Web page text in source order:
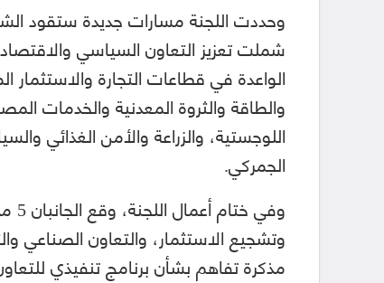
وحددت اللجنة مسارات جديدة ستقود
شملت تعزيز التعاون السياسي
الواعدة في قطاعات التجارة والاستثمار
والطاقة والثروة المعدنية والخدمات
اللوجستية، والزراعة والأمن الغذائي
الجمركي.
وتشجيع الاستثمار، والتعاون الصناعي
مذكرة تفاهم بشأن برنامج تنفيذي